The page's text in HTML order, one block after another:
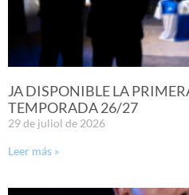
JA DISPONIBLE LA
TEMPORADA 26/27
29 de juliol de 2026
Leer más »